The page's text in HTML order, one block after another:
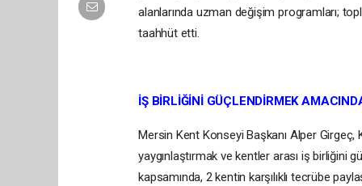
alanlarında uzman değişim programları;
taahhüt etti.
İŞ BİRLİĞİNİ GÜÇLENDİRMEK
Mersin Kent Konseyi Başkanı Alper Girgeç,
yaygınlaştırmak ve kentler arası iş birliğini
kapsamında, 2 kentin karşılıklı tecrübe